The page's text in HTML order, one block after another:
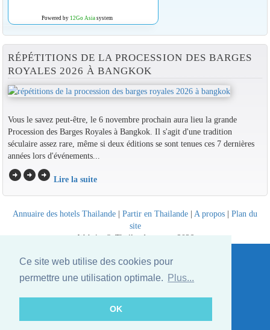
Ce site web utilise des cookies pour
permettre une utilisation optimale.
Plus...
OK
Powered by 12Go Asiasystem
RÉPÉTITIONS DE LA PROCESSION DES BARGES
ROYALES 2026 À BANGKOK
Vous le savez peut-être, le 6 novembre prochain aura lieu la grande
Procession des Barges Royales à Bangkok. Il s'agit d'une tradition
séculaire assez rare, même si deux éditions se sont tenues ces 7 dernières
années lors d'événements...
arrow_circle_rightarrow_circle_rightarrow_circle_right Lire la suite
Annuaire des hotels Thailande | Partir en Thailande | A propos | Plan du
site
Website © Thailandee.com - 2026